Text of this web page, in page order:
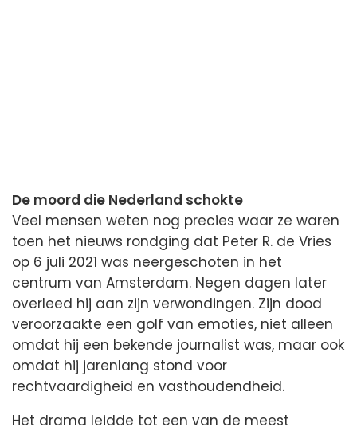
De moord die Nederland schokte
Veel mensen weten nog precies waar ze waren
toen het nieuws rondging dat Peter R. de Vries
op 6 juli 2021 was neergeschoten in het
centrum van Amsterdam. Negen dagen later
overleed hij aan zijn verwondingen. Zijn dood
veroorzaakte een golf van emoties, niet alleen
omdat hij een bekende journalist was, maar ook
omdat hij jarenlang stond voor
rechtvaardigheid en vasthoudendheid.
Het drama leidde tot een van de meest